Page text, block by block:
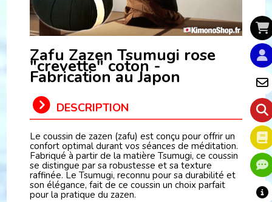
Zafu Zazen Tsumugi rose
"crevette" coton -
Fabrication au Japon
DESCRIPTION
Le coussin de zazen (zafu) est conçu pour offrir un
confort optimal durant vos séances de méditation.
Fabriqué à partir de la matière Tsumugi, ce coussin
se distingue par sa robustesse et sa texture
raffinée. Le Tsumugi, reconnu pour sa durabilité et
son élégance, fait de ce coussin un choix parfait
pour la pratique du zazen.